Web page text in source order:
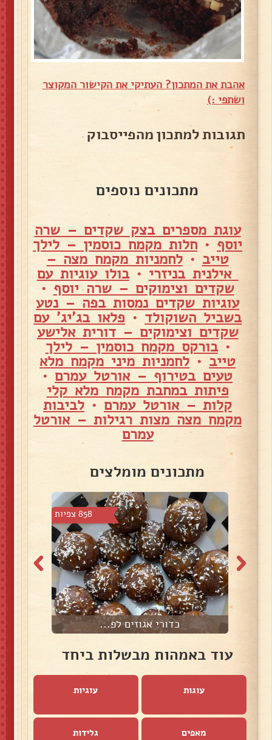
אהבת את המתכון? העתיקי את הקישור המקוצר
ושתפי :)
תגובות למתכון מהפייסבוק
מתכונים נוספים
עוגת מספרים בצק שקדים – שרה
יוסף • חלות מקמח כוסמין – לילך
טייב •לחמניות מקמח מצה –
אילנית בניזרי •בולו עוגיות עם
שקדים וצימוקים – שרה יוסף •
עוגיות שקדים נמסות בפה – נטע
בשביל השוקולד • פלאו בג'יג' עם
שקדים וצימוקים – דורית אלישע
•בורקס מקמח כוסמין – לילך
טייב • לחמניות מיני מקמח מלא
טעים בטירוף – אורטל עמרם •
פיתות במחבת מקמח מלא קלי
קלות – אורטל עמרם • לביבות
מקמח מצה מצות רגילות – אורטל
עמרם
מתכונים מומלצים
858 צפיות
כדורי אגוזים לפ...
עוד באמהות מבשלות ביחד
עוגות עוגיות
מאפים גלידות